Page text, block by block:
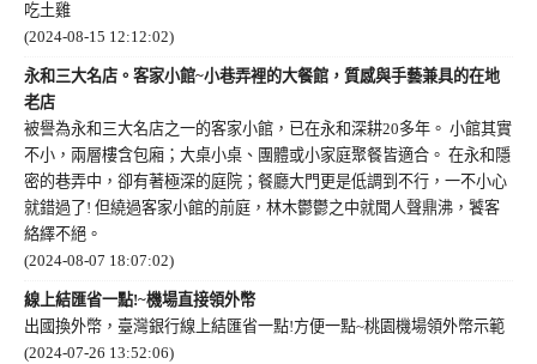
吃土雞
(2024-08-15 12:12:02)
永和三大名店。客家小館~小巷弄裡的大餐館，質感與手藝兼具的在地
老店
被譽為永和三大名店之一的客家小館，已在永和深耕20多年。 小館其實
不小，兩層樓含包廂；大桌小桌、團體或小家庭聚餐皆適合。 在永和隱
密的巷弄中，卻有著極深的庭院；餐廳大門更是低調到不行，一不小心
就錯過了! 但繞過客家小館的前庭，林木鬱鬱之中就聞人聲鼎沸，饕客
絡繹不絕。
(2024-08-07 18:07:02)
線上結匯省一點!~機場直接領外幣
出國換外幣，臺灣銀行線上結匯省一點!方便一點~桃園機場領外幣示範
(2024-07-26 13:52:06)